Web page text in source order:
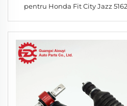
pentru Honda Fit City Jazz